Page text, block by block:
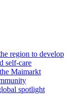
region to develop
self-care
Maimarkt
spotlight